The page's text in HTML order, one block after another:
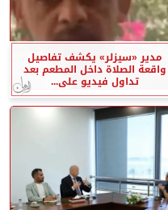
مدير «سيزلر» يكشف تفاصيل
واقعة الصلاة داخل المطعم بعد
تداول فيديو على...